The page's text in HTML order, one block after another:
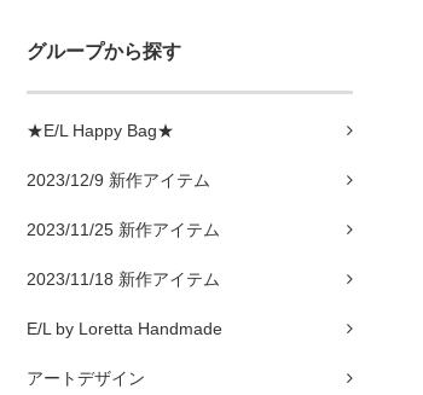
グループから探す
★E/L Happy Bag★
2023/12/9 新作アイテム
2023/11/25 新作アイテム
2023/11/18 新作アイテム
E/L by Loretta Handmade
アートデザイン